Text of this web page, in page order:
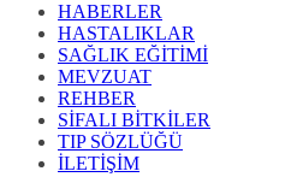
HABERLER
HASTALIKLAR
SAĞLIK EĞİTİMİ
MEVZUAT
REHBER
SİFALI BİTKİLER
TIP SÖZLÜĞÜ
İLETİŞİM